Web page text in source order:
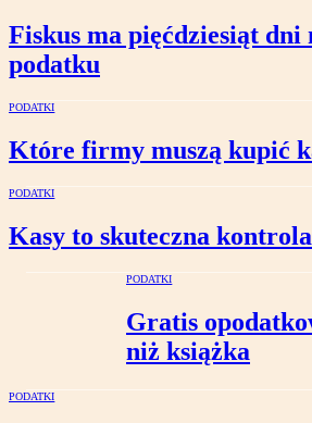
Fiskus ma pięćdziesiąt dni
podatku
PODATKI
Które firmy muszą kupić
PODATKI
Kasy to skuteczna
PODATKI
Gratis
niż książka
PODATKI